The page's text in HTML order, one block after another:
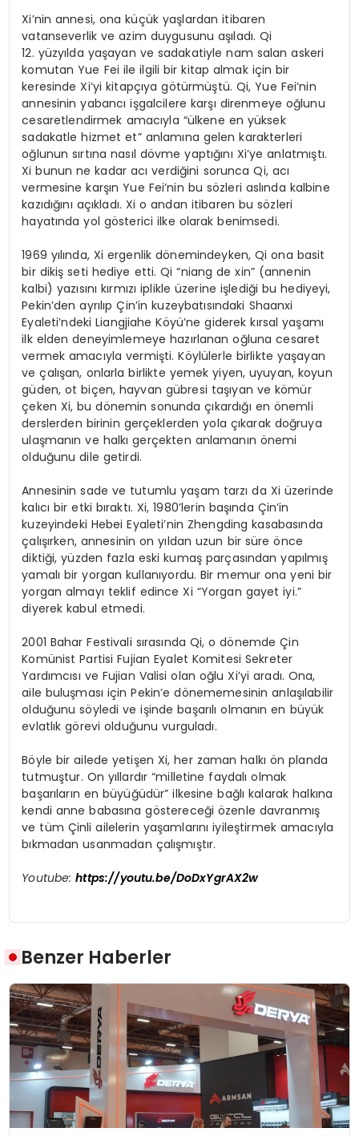
Xi’nin annesi, ona küçük yaşlardan itibaren
vatanseverlik ve azim duygusunu aşıladı. Qi
12. yüzyılda yaşayan ve sadakatiyle nam salan askeri
komutan Yue Fei ile ilgili bir kitap almak için bir
keresinde Xi’yi kitapçıya götürmüştü. Qi, Yue Fei’nin
annesinin yabancı işgalcilere karşı direnmeye oğlunu
cesaretlendirmek amacıyla “ülkene en yüksek
sadakatle hizmet et” anlamına gelen karakterleri
oğlunun sırtına nasıl dövme yaptığını Xi’ye anlatmıştı.
Xi bunun ne kadar acı verdiğini sorunca Qi, acı
vermesine karşın Yue Fei’nin bu sözleri aslında kalbine
kazıdığını açıkladı. Xi o andan itibaren bu sözleri
hayatında yol gösterici ilke olarak benimsedi.
1969 yılında, Xi ergenlik dönemindeyken, Qi ona basit
bir dikiş seti hediye etti. Qi “niang de xin” (annenin
kalbi) yazısını kırmızı iplikle üzerine işlediği bu hediyeyi,
Pekin’den ayrılıp Çin’in kuzeybatısındaki Shaanxi
Eyaleti’ndeki Liangjiahe Köyü’ne giderek kırsal yaşamı
ilk elden deneyimlemeye hazırlanan oğluna cesaret
vermek amacıyla vermişti. Köylülerle birlikte yaşayan
ve çalışan, onlarla birlikte yemek yiyen, uyuyan, koyun
güden, ot biçen, hayvan gübresi taşıyan ve kömür
çeken Xi, bu dönemin sonunda çıkardığı en önemli
derslerden birinin gerçeklerden yola çıkarak doğruya
ulaşmanın ve halkı gerçekten anlamanın önemi
olduğunu dile getirdi.
Annesinin sade ve tutumlu yaşam tarzı da Xi üzerinde
kalıcı bir etki bıraktı. Xi, 1980’lerin başında Çin’in
kuzeyindeki Hebei Eyaleti’nin Zhengding kasabasında
çalışırken, annesinin on yıldan uzun bir süre önce
diktiği, yüzden fazla eski kumaş parçasından yapılmış
yamalı bir yorgan kullanıyordu. Bir memur ona yeni bir
yorgan almayı teklif edince Xi “Yorgan gayet iyi.”
diyerek kabul etmedi.
2001 Bahar Festivali sırasında Qi, o dönemde Çin
Komünist Partisi Fujian Eyalet Komitesi Sekreter
Yardımcısı ve Fujian Valisi olan oğlu Xi’yi aradı. Ona,
aile buluşması için Pekin’e dönememesinin anlaşılabilir
olduğunu söyledi ve işinde başarılı olmanın en büyük
evlatlık görevi olduğunu vurguladı.
Böyle bir ailede yetişen Xi, her zaman halkı ön planda
tutmuştur. On yıllardır “milletine faydalı olmak
başarıların en büyüğüdür” ilkesine bağlı kalarak halkına
kendi anne babasına göstereceği özenle davranmış
ve tüm Çinli ailelerin yaşamlarını iyileştirmek amacıyla
bıkmadan usanmadan çalışmıştır.
Youtube:https://youtu.be/DoDxYgrAX2w
Benzer Haberler